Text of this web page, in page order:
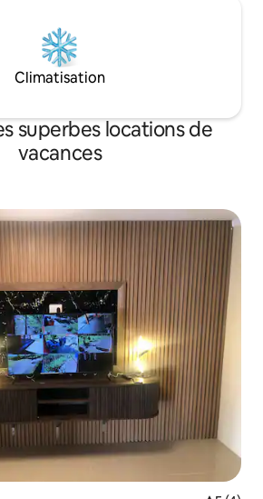
Climatisation
superbes locations de
vacances